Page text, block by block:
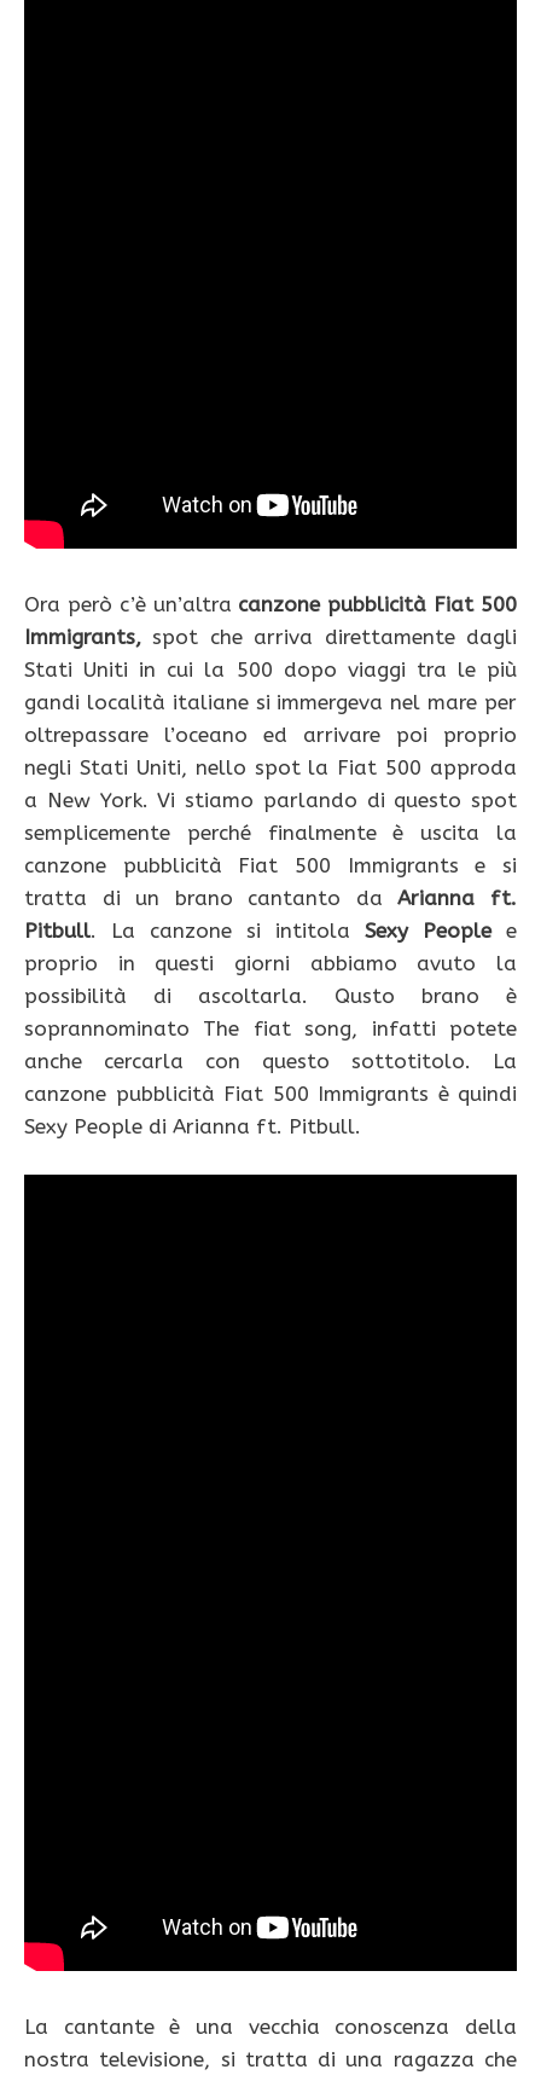
Ora però c’è un’altra canzone pubblicità Fiat 500
Immigrants, spot che arriva direttamente dagli
Stati Uniti in cui la 500 dopo viaggi tra le più
gandi località italiane si immergeva nel mare per
oltrepassare l’oceano ed arrivare poi proprio
negli Stati Uniti, nello spot la Fiat 500 approda
a New York. Vi stiamo parlando di questo spot
semplicemente perché finalmente è uscita la
canzone pubblicità Fiat 500 Immigrants e si
tratta di un brano cantanto daArianna ft.
Pitbull. La canzone si intitola Sexy Peoplee
proprio in questi giorni abbiamo avuto la
possibilità di ascoltarla. Qusto brano è
soprannominato The fiat song, infatti potete
anche cercarla con questo sottotitolo. La
canzone pubblicità Fiat 500 Immigrants è quindi
Sexy People di Arianna ft. Pitbull.
La cantante è una vecchia conoscenza della
nostra televisione, si tratta di una ragazza che